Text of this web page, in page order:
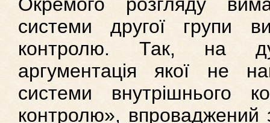
системи другої групи
контролю. Так, на
аргументація якої не
системи внутрішнього
контролю», впроваджений